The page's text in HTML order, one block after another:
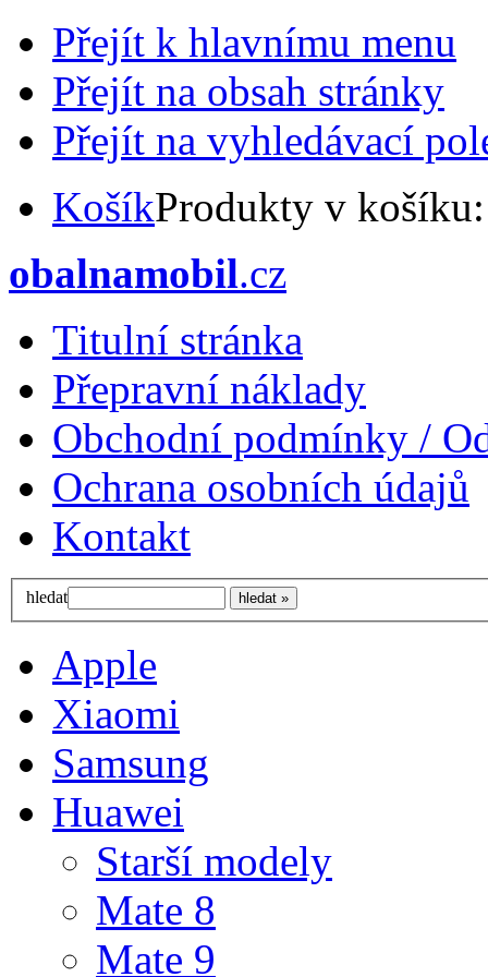
Přejít k hlavnímu menu
Přejít na obsah stránky
Přejít na vyhledávací
KošíkProdukty v
obalnamobil.cz
Titulní stránka
Přepravní náklady
Obchodní podmínky /
Ochrana osobních údajů
Kontakt
hledat
Apple
Xiaomi
Samsung
Huawei
Starší modely
Mate 8
Mate 9